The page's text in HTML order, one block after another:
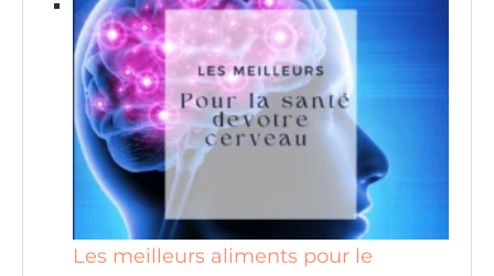
Les meilleurs aliments pour le